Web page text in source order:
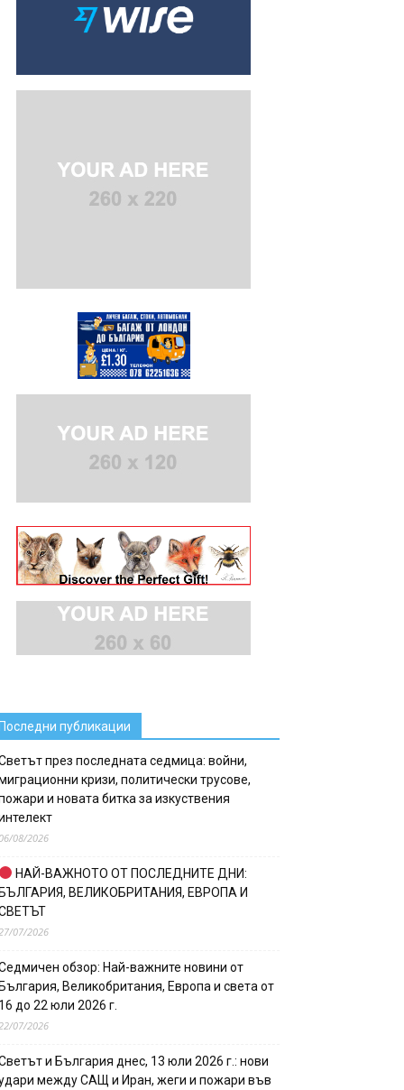
публикации
през последната седмица: войни,
кризи, политически трусове,
и новата битка за изкуствения
08/2026
НАЙ-ВАЖНОТО ОТ ПОСЛЕДНИТЕ ДНИ:
ВЕЛИКОБРИТАНИЯ, ЕВРОПА И
07/2026
обзор: Най-важните новини от
Великобритания, Европа и света от
до 22 юли 2026 г.
07/2026
и България днес, 13 юли 2026 г.: нови
между САЩ и Иран, жеги и пожари във